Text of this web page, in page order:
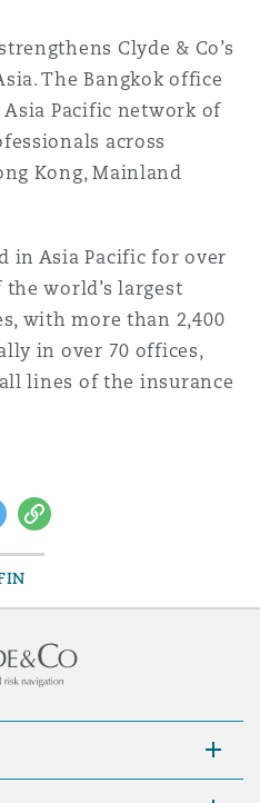
Clyde & Co’s
The Bangkok office
Pacific network of
across
Kong, Mainland
in Asia Pacific for over
world’s largest
with more than 2,400
in over 70 offices,
lines of the insurance
Copy